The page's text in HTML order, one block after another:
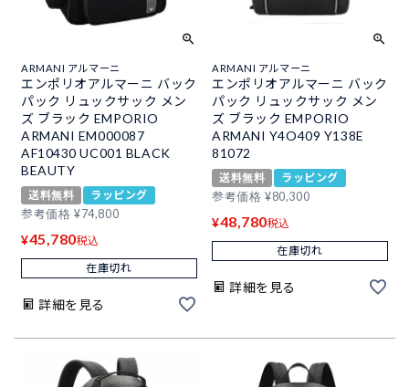
ARMANI アルマーニ
エンポリオアルマーニ バック
パック リュックサック メン
ズ ブラック EMPORIO
ARMANI EM000087
AF10430 UC001 BLACK
BEAUTY
送料無料
ラッピング
参考価格 ¥74,800
¥45,780税込
在庫切れ
詳細を見る
ARMANI アルマーニ
エンポリオアルマーニ バック
パック リュックサック メン
ズ ブラック EMPORIO
ARMANI Y4O409 Y138E
81072
送料無料
ラッピング
参考価格 ¥80,300
¥48,780税込
在庫切れ
詳細を見る